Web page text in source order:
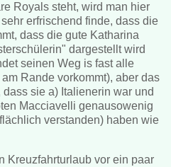
Royals steht, wird man hier
erfrischend finde, dass die
dass die gute Katharina
dargestellt wird
seinen Weg is fast alle
Rande vorkommt), aber das
sie a) Italienerin war und
Macciavelli genausowenig
verstanden) haben wie
Kreuzfahrturlaub vor ein paar